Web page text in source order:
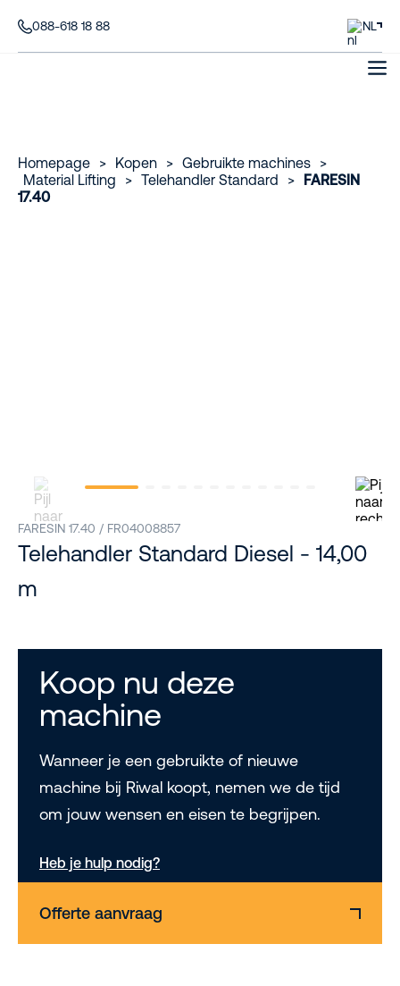
088-618 18 88 NL
Homepage > Kopen > Gebruikte machines
>
Material Lifting
> Telehandler Standard >
FARESIN
17.40
FARESIN 17.40 / FR04008857
Telehandler Standard Diesel - 14,00
m
Koop nu deze
machine
Wanneer je een gebruikte of nieuwe
machine bij Riwal koopt, nemen we de tijd
om jouw wensen en eisen te begrijpen.
Heb je hulp nodig?
Offerte aanvraag